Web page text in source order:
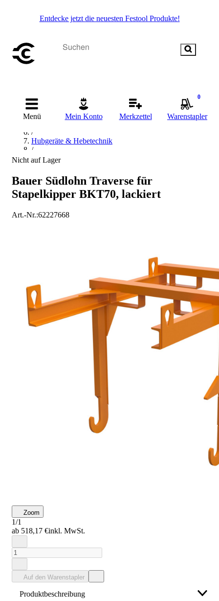
Entdecke jetzt die neuesten Festool Produkte!
Menü Mein Konto Merkzettel
0
Warenstapler
/
Betriebsausstattung & Baustellenbedarf
/
/
Hubgeräte & Hebetechnik
/
Stapler
Stapler Zubehör
/
Staplertraverse
Nicht auf Lager
Bauer Südlohn Traverse für
Stapelkipper BKT70, lackiert
Art.-Nr.:62227668
Zoom
1/1
ab 518,17 €inkl. MwSt.
Auf den Warenstapler
Produktbeschreibung